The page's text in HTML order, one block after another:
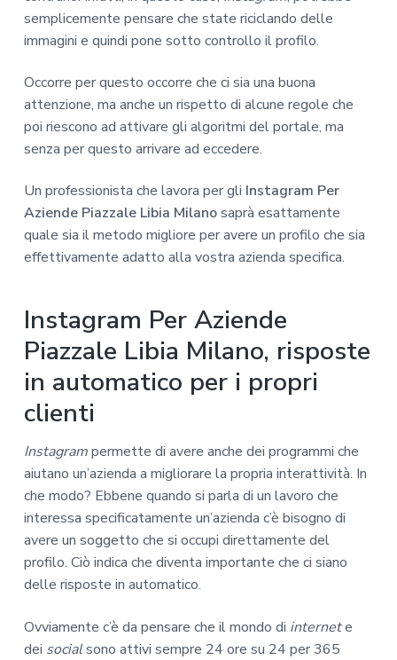
semplicemente pensare che state riciclando delle
immagini e quindi pone sotto controllo il profilo.
Occorre per questo occorre che ci sia una buona
attenzione, ma anche un rispetto di alcune regole che
poi riescono ad attivare gli algoritmi del portale, ma
senza per questo arrivare ad eccedere.
Un professionista che lavora per gli Instagram Per
Aziende Piazzale Libia Milanosaprà esattamente
quale sia il metodo migliore per avere un profilo che sia
effettivamente adatto alla vostra azienda specifica.
Instagram Per Aziende
Piazzale Libia Milano, risposte
in automatico per i propri
clienti
Instagrampermette di avere anche dei programmi che
aiutano un’azienda a migliorare la propria interattività. In
che modo? Ebbene quando si parla di un lavoro che
interessa specificatamente un’azienda c’è bisogno di
avere un soggetto che si occupi direttamente del
profilo. Ciò indica che diventa importante che ci siano
delle risposte in automatico.
Ovviamente c’è da pensare che il mondo di internete
dei socialsono attivi sempre 24 ore su 24 per 365